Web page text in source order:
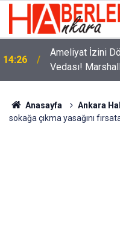
14:11
B Sınıfı Ehliyet
Her Şey Dahil
Anasayfa Ankara
sokağa çıkma yasağını